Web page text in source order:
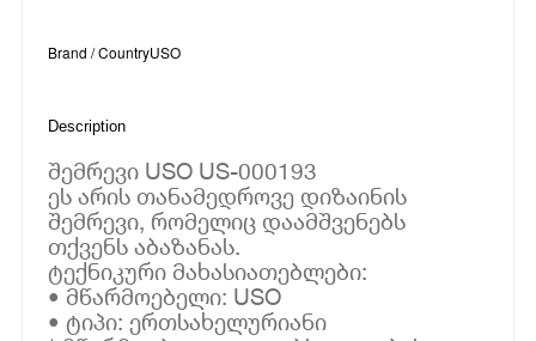
Brand / CountryUSO
Description
შემრევი USO US-000193
ეს არის თანამედროვე დიზაინის
შემრევი, რომელიც დაამშვენებს
თქვენს აბაზანას.
ტექნიკური მახასიათებლები:
• მწარმოებელი: USO
• ტიპი: ერთსახელურიანი